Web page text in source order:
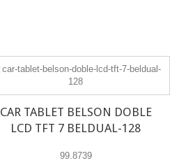
CAR TABLET BELSON DOBLE
LCD TFT 7 BELDUAL-128
99.8739